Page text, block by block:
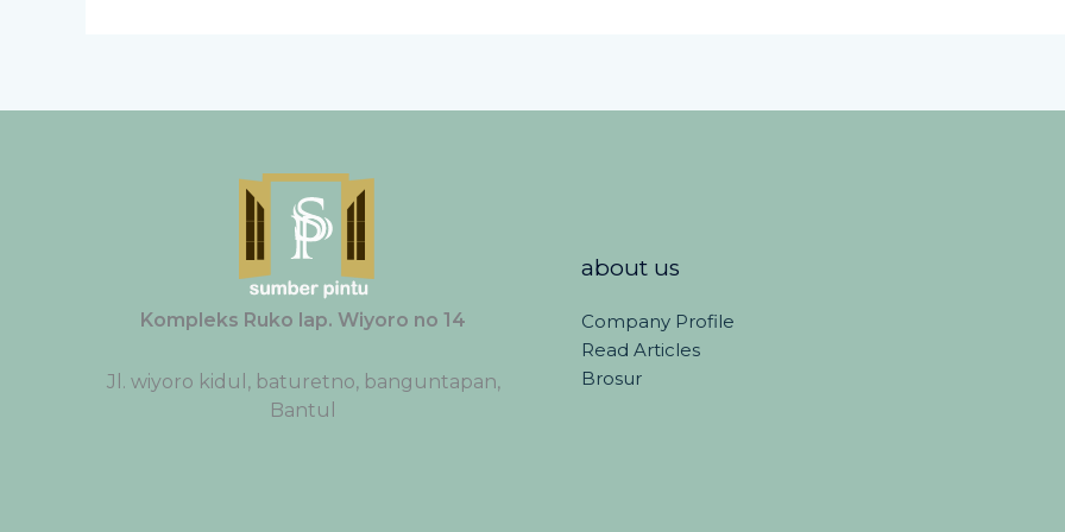
Kompleks Ruko lap. Wiyoro no 14
Jl. wiyoro kidul, baturetno, banguntapan,
Bantul
about us
Company Profile
Read Articles
Brosur